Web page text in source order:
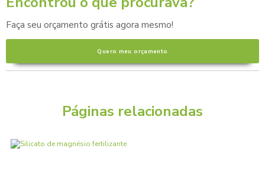
Faça seu orçamento grátis agora mesmo!
Quero meu orçamento
Páginas relacionadas